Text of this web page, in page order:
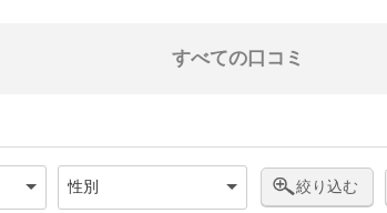
すべての口コミ
絞り込む